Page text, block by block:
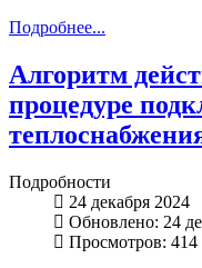
Подробнее...
Алгоритм
процедуре
Подробности
24 декабря 2024
Обновлено: 24
Просмотров: 414